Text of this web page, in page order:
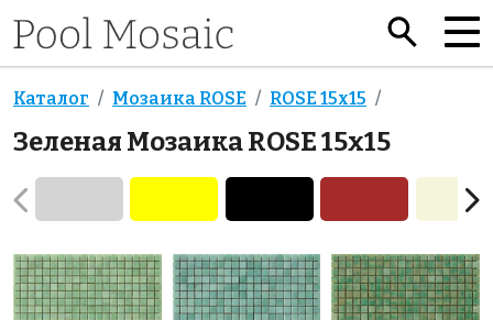
Каталог Мозаика ROSE ROSE 15x15
Зеленая Мозаика ROSE 15x15